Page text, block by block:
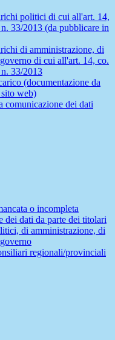
politici di cui all'art. 14,
33/2013 (da pubblicare in
di amministrazione, di
di cui all'art. 14, co.
33/2013
(documentazione da
web)
comunicazione dei dati
o incompleta
dei dati da parte dei titolari
di amministrazione, di
regionali/provinciali